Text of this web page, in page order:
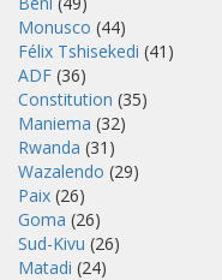
Monusco (44)
Félix Tshisekedi (41)
ADF (36)
Constitution (35)
Maniema (32)
Rwanda (31)
Wazalendo (29)
Paix (26)
Goma (26)
Sud-Kivu (26)
Matadi (24)